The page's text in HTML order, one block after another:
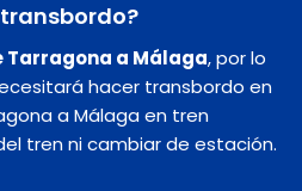
Tarragona a Málaga, por lo
hacer transbordo en
a Málaga en tren
tren ni cambiar de estación.